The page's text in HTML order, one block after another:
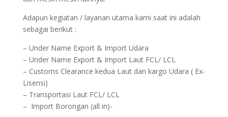
Adapun kegiatan / layanan utama kami saat ini adalah
sebagai berikut :
– Under Name Export & Import Udara
– Under Name Export & Import Laut FCL/ LCL
– Customs Clearance kedua Laut dan kargo Udara ( Ex-
Lisensi)
– Transportasi Laut FCL/ LCL
– Import Borongan (all in)-